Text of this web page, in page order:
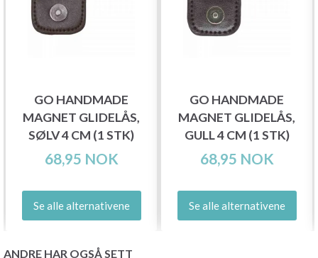
GO HANDMADE
MAGNET GLIDELÅS,
SØLV 4 CM (1 STK)
68,95 NOK
Se alle alternativene
GO HANDMADE
MAGNET GLIDELÅS,
GULL 4 CM (1 STK)
68,95 NOK
Se alle alternativene
ANDRE HAR OGSÅ SETT